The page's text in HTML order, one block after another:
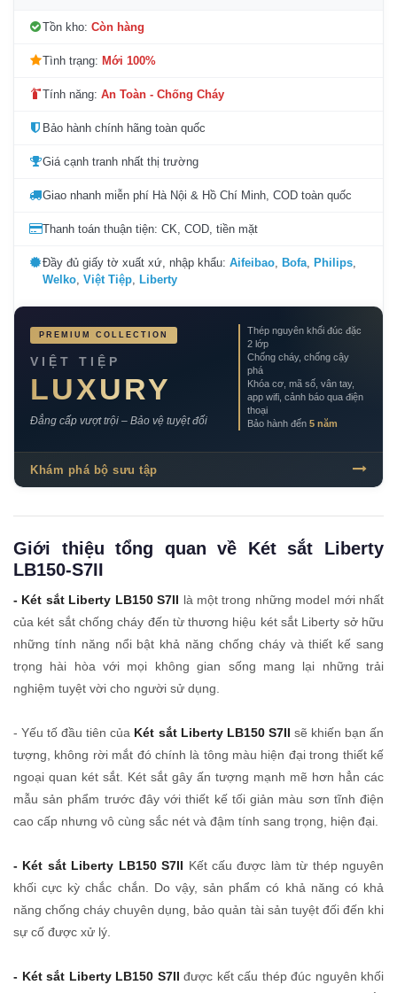
Tồn kho: Còn hàng
Tình trạng: Mới 100%
Tính năng: An Toàn - Chống Cháy
Bảo hành chính hãng toàn quốc
Giá cạnh tranh nhất thị trường
Giao nhanh miễn phí Hà Nội & Hồ Chí Minh, COD toàn quốc
Thanh toán thuận tiện: CK, COD, tiền mặt
Đầy đủ giấy tờ xuất xứ, nhập khẩu: Aifeibao Bofa Philips
Welko Việt Tiệp Liberty
PREMIUM COLLECTION
VIỆT TIỆP
LUXURY
Đẳng cấp vượt trội – Bảo vệ tuyệt đối
Thép nguyên khối đúc đặc
2 lớp
Chống cháy, chống cậy
phá
Khóa cơ, mã số, vân tay,
app wifi, cảnh báo qua điện
thoại
Bảo hành đến 5 năm
Khám phá bộ sưu tập
Giới thiệu tổng quan về Két sắt Liberty
LB150-S7II
- Két sắt Liberty LB150 S7II là một trong những model mới nhất
của két sắt chống cháy đến từ thương hiệu két sắt Liberty sở hữu
những tính năng nổi bật khả năng chống cháy và thiết kế sang
trọng hài hòa với mọi không gian sống mang lại những trải
nghiệm tuyệt vời cho người sử dụng.
- Yếu tố đầu tiên của Két sắt Liberty LB150 S7II sẽ khiến bạn ấn
tượng, không rời mắt đó chính là tông màu hiện đại trong thiết kế
ngoại quan két sắt. Két sắt gây ấn tượng mạnh mẽ hơn hẳn các
mẫu sản phẩm trước đây với thiết kế tối giản màu sơn tĩnh điện
cao cấp nhưng vô cùng sắc nét và đậm tính sang trọng, hiện đại.
- Két sắt Liberty LB150 S7II Kết cấu được làm từ thép nguyên
khối cực kỳ chắc chắn. Do vậy, sản phẩm có khả năng có khả
năng chống cháy chuyên dụng, bảo quản tài sản tuyệt đối đến khi
sự cố được xử lý.
- Két sắt Liberty LB150 S7II được kết cấu thép đúc nguyên khối